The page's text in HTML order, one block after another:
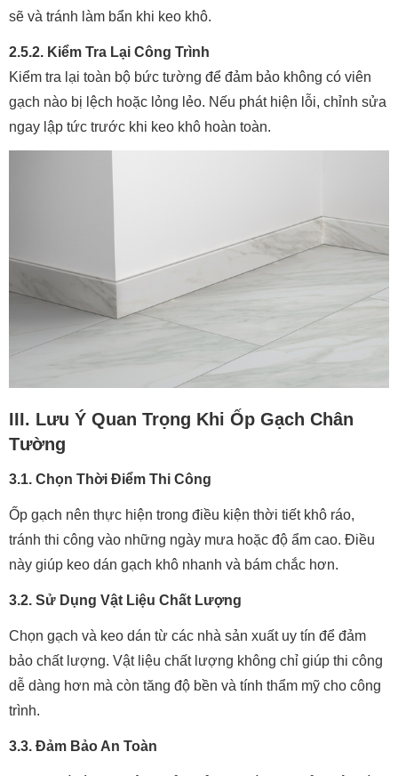
sẽ và tránh làm bẩn khi keo khô.
2.5.2. Kiểm Tra Lại Công Trình
Kiểm tra lại toàn bộ bức tường để đảm bảo không có viên
gạch nào bị lệch hoặc lỏng lẻo. Nếu phát hiện lỗi, chỉnh sửa
ngay lập tức trước khi keo khô hoàn toàn.
III. Lưu Ý Quan Trọng Khi Ốp Gạch Chân
Tường
3.1. Chọn Thời Điểm Thi Công
Ốp gạch nên thực hiện trong điều kiện thời tiết khô ráo,
tránh thi công vào những ngày mưa hoặc độ ẩm cao. Điều
này giúp keo dán gạch khô nhanh và bám chắc hơn.
3.2. Sử Dụng Vật Liệu Chất Lượng
Chọn gạch và keo dán từ các nhà sản xuất uy tín để đảm
bảo chất lượng. Vật liệu chất lượng không chỉ giúp thi công
dễ dàng hơn mà còn tăng độ bền và tính thẩm mỹ cho công
trình.
3.3. Đảm Bảo An Toàn